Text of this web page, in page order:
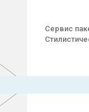
Сервис